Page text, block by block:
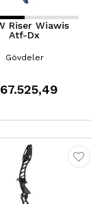
Riser Wiawis
Atf-Dx
Gövdeler